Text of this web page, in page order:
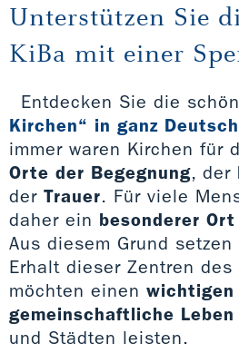
Unterstützen Sie
KiBa mit einer
Entdecken Sie die
Kirchen“ in ganz
immer waren Kirchen für
Orte der Begegnung, der
der Trauer. Für viele
daher ein besonderer
Aus diesem Grund
Erhalt dieser Zentren
möchten einen
gemeinschaftliche Leben
und Städten leisten.